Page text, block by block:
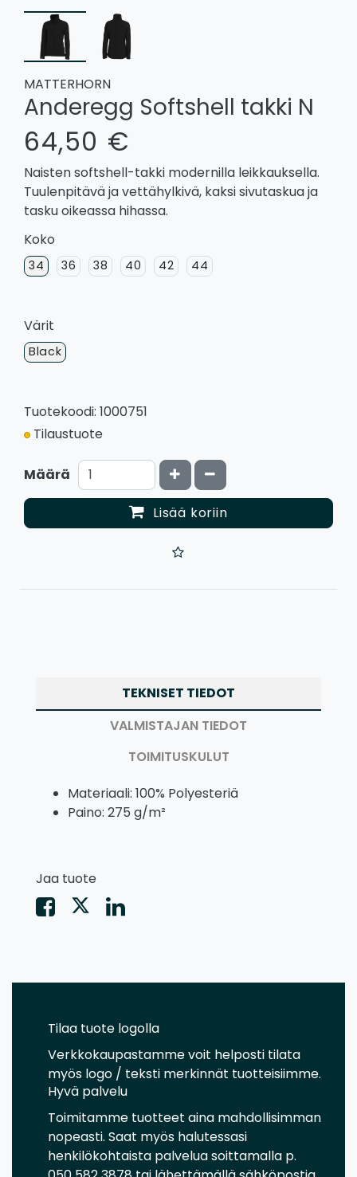
MATTERHORN
Anderegg Softshell takki N
64,50 €
Naisten softshell-takki modernilla leikkauksella.
Tuulenpitävä ja vettähylkivä, kaksi sivutaskua ja
tasku oikeassa hihassa.
Koko
34 36 38 40 42 44
Värit
Black
Tuotekoodi: 1000751
Tilaustuote
Määrä Kasvata määrää
Vähennä määrää
Lisää koriin
TEKNISET TIEDOT
VALMISTAJAN TIEDOT
TOIMITUSKULUT
Materiaali: 100% Polyesteriä
Paino: 275 g/m²
Jaa tuote
Tilaa tuote logolla
Verkkokaupastamme voit helposti tilata
myös logo / teksti merkinnät tuotteisiimme.
Hyvä palvelu
Toimitamme tuotteet aina mahdollisimman
nopeasti. Saat myös halutessasi
henkilökohtaista palvelua soittamalla p.